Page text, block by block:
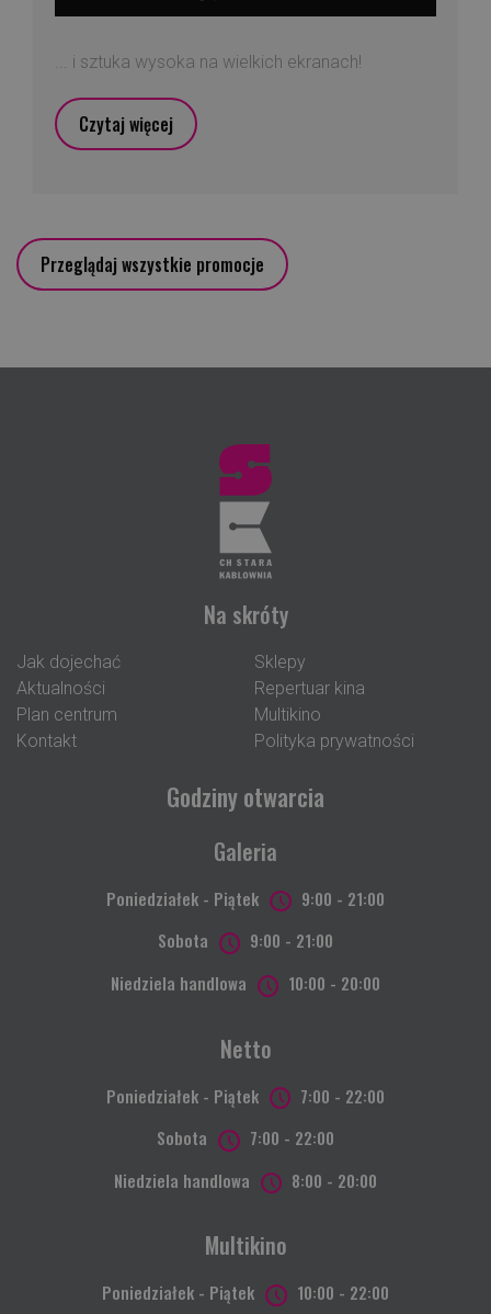
... i sztuka wysoka na wielkich ekranach!
Czytaj więcej
Przeglądaj wszystkie promocje
Na skróty
Jak dojechać
Aktualności
Plan centrum
Kontakt
Sklepy
Repertuar kina
Multikino
Polityka prywatności
Godziny otwarcia
Galeria
Poniedziałek - Piątek
9:00 - 21:00
Sobota
9:00 - 21:00
Niedziela handlowa
10:00 - 20:00
Netto
Poniedziałek - Piątek
7:00 - 22:00
Sobota
7:00 - 22:00
Niedziela handlowa
8:00 - 20:00
Multikino
Poniedziałek - Piątek 10:00 - 22:00